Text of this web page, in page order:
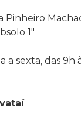
Pinheiro
1"
a sexta, das 9h